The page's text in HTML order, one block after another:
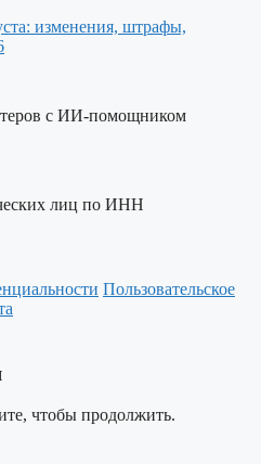
изменения, штрафы,
с ИИ-помощником
лиц по ИНН
Пользовательское
чтобы продолжить.